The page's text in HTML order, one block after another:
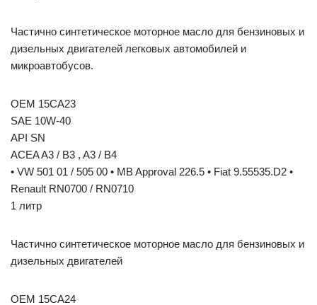
Частично синтетическое моторное масло для бензиновых и
дизельных двигателей легковых автомобилей и
микроавтобусов.
OEM 15CA23
SAE 10W-40
API SN
ACEA A3 / B3 , A3 / B4
• VW 501 01 / 505 00 • MB Approval 226.5 • Fiat 9.55535.D2 •
Renault RN0700 / RN0710
1 литр
Частично синтетическое моторное масло для бензиновых и
дизельных двигателей
OEM 15CA24